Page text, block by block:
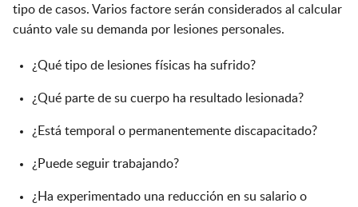
tipo de casos. Varios factore serán considerados al calcular
cuánto vale su demanda por lesiones personales.
¿Qué tipo de lesiones físicas ha sufrido?
¿Qué parte de su cuerpo ha resultado lesionada?
¿Está temporal o permanentemente discapacitado?
¿Puede seguir trabajando?
¿Ha experimentado una reducción en su salario o